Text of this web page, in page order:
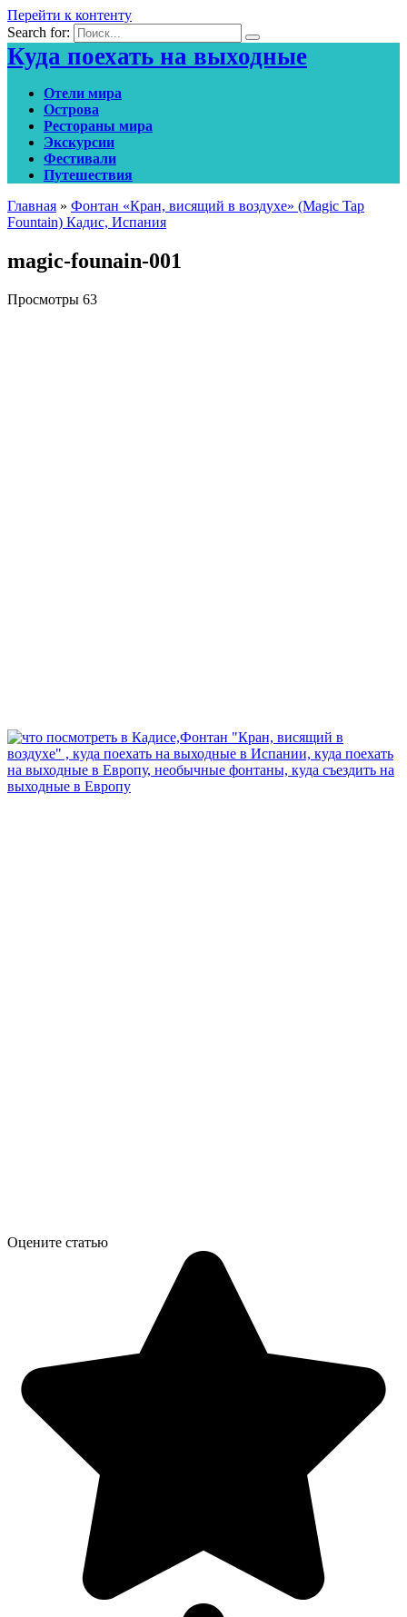
Перейти к контенту
Search for:
Куда поехать на выходные
Отели мира
Острова
Рестораны мира
Экскурсии
Фестивали
Путешествия
Главная » Фонтан «Кран, висящий в воздухе» (Magic Tap
Fountain) Кадис, Испания
magic-founain-001
Просмотры 63
Оцените статью